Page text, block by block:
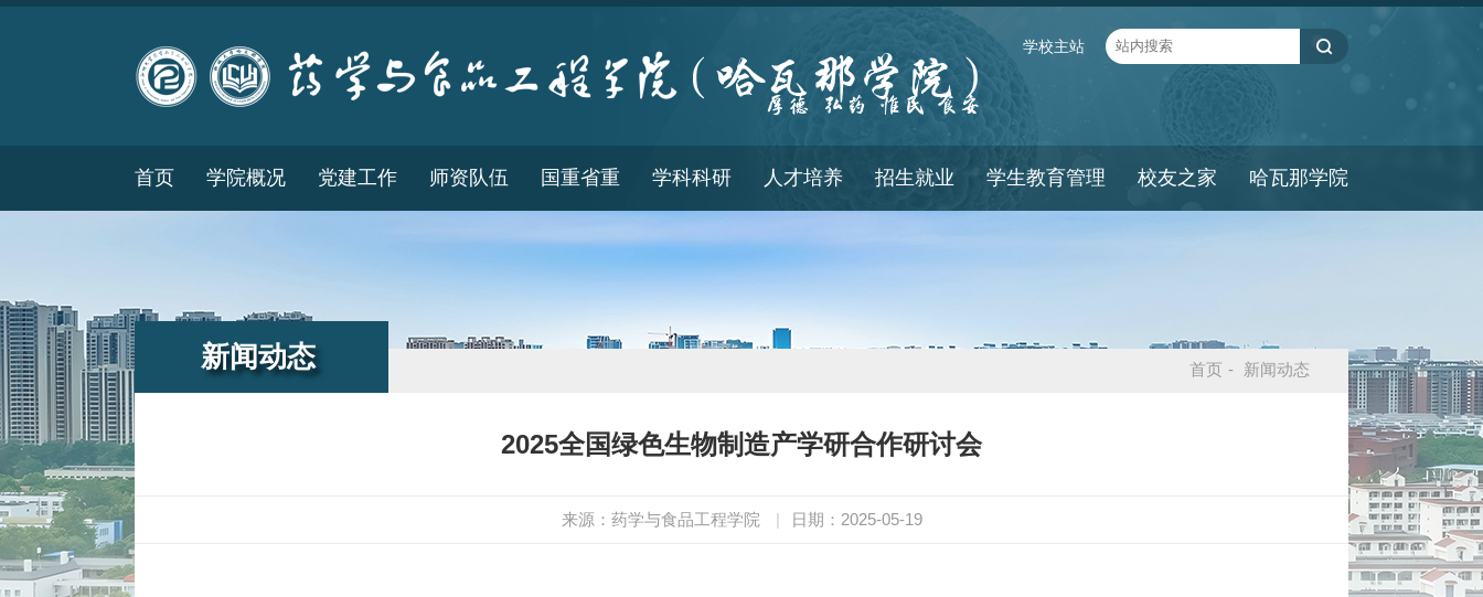
学校主站
首页 学院概况 党建工作 师资队伍 国重省重 学科科研 人才培养 招生就业 学生教育管理 校友之家 哈瓦那学院
新闻动态 首页 - 新闻动态
2025全国绿色生物制造产学研合作研讨会
来源：药学与食品工程学院 | 日期：2025-05-19